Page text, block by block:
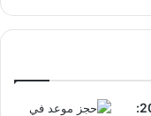
دليل حجز موعد في المستشفى التخصصي 2026: